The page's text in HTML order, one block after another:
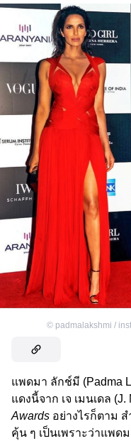
© padmalakshmi /
แพดมา ลักช์มี (Padma
แดงนี้จาก เจ เมนเดล
Awards อย่างไรก็ตาม
คุ้น ๆ เป็นเพราะว่าแพด